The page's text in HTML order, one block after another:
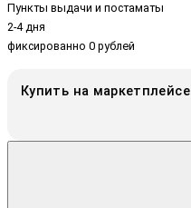
Пункты выдачи и постаматы
2-4 дня
фиксированно 0 рублей
Купить на маркетплейсе